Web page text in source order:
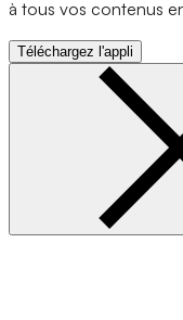
à tous vos contenus
Téléchargez l'appli